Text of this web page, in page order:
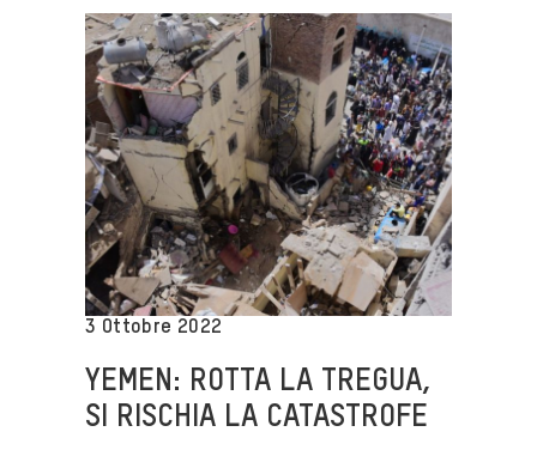
3 Ottobre 2022
YEMEN: ROTTA LA TREGUA,
SI RISCHIA LA CATASTROFE